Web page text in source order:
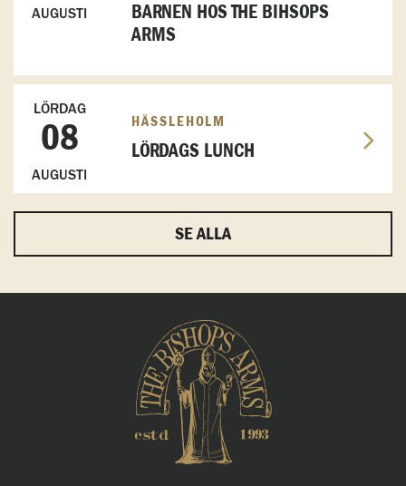
AUGUSTI
BARNEN HOS THE BIHSOPS
ARMS
LÖRDAG
08
AUGUSTI
HÄSSLEHOLM
LÖRDAGS LUNCH
SE ALLA